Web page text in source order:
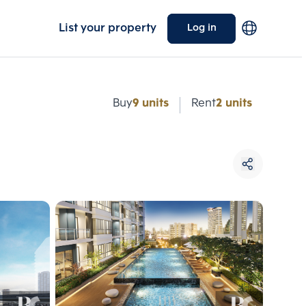
List your property Log in
Buy9 units Rent2 units
units
Choose comparative unit
Maximum 3 units
Compare
Clear all